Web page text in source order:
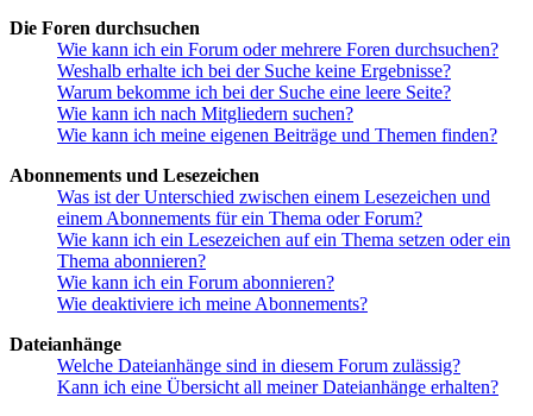
Die Foren durchsuchen
Wie kann ich ein Forum oder mehrere Foren durchsuchen?
Weshalb erhalte ich bei der Suche keine Ergebnisse?
Warum bekomme ich bei der Suche eine leere Seite?
Wie kann ich nach Mitgliedern suchen?
Wie kann ich meine eigenen Beiträge und Themen finden?
Abonnements und Lesezeichen
Was ist der Unterschied zwischen einem Lesezeichen und
einem Abonnements für ein Thema oder Forum?
Wie kann ich ein Lesezeichen auf ein Thema setzen oder ein
Thema abonnieren?
Wie kann ich ein Forum abonnieren?
Wie deaktiviere ich meine Abonnements?
Dateianhänge
Welche Dateianhänge sind in diesem Forum zulässig?
Kann ich eine Übersicht all meiner Dateianhänge erhalten?